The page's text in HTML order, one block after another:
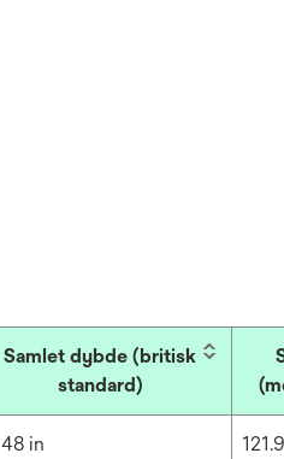
Samlet dybde (britisk
standard)
48 in